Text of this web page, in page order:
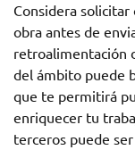
Considera
obra antes de
retroalimentación
del ámbito puede
que te permitirá
enriquecer tu
terceros puede